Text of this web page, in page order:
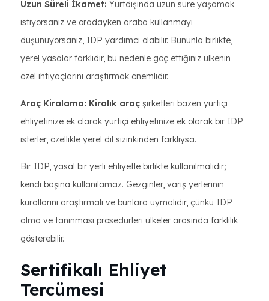
Uzun Süreli İkamet: Yurtdışında uzun süre yaşamak
istiyorsanız ve oradayken araba kullanmayı
düşünüyorsanız, IDP yardımcı olabilir. Bununla birlikte,
yerel yasalar farklıdır, bu nedenle göç ettiğiniz ülkenin
özel ihtiyaçlarını araştırmak önemlidir.
Araç Kiralama: Kiralık araç şirketleri bazen yurtiçi
ehliyetinize ek olarak yurtiçi ehliyetinize ek olarak bir IDP
isterler, özellikle yerel dil sizinkinden farklıysa.
Bir IDP, yasal bir yerli ehliyetle birlikte kullanılmalıdır;
kendi başına kullanılamaz. Gezginler, varış yerlerinin
kurallarını araştırmalı ve bunlara uymalıdır, çünkü IDP
alma ve tanınması prosedürleri ülkeler arasında farklılık
gösterebilir.
Sertifikalı Ehliyet
Tercümesi